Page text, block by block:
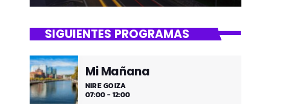
SIGUIENTES PROGRAMAS
Mi Mañana
NIRE GOIZA
07:00 - 12:00